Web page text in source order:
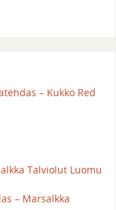
– Kukko Red
Talviolut Luomu
– Marsalkka